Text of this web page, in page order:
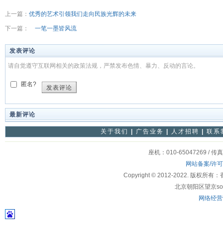
上一篇： 优秀的艺术引领我们走向民族光辉的未来
下一篇： 一笔一墨皆风流
发表评论
请自觉遵守互联网相关的政策法规，严禁发布色情、暴力、反动的言论。
匿名?
发表评论
最新评论
关于我们 广告业务 人才招聘 联系
座机：010-65047269 / 传
网站备案/许
Copyright © 2012-2022. 版权所有：
北京朝阳区望京
网络经